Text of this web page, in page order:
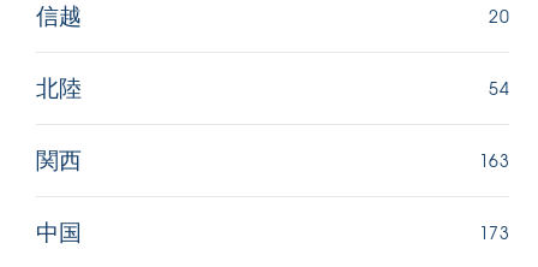
信越 20
北陸 54
関西 163
中国 173